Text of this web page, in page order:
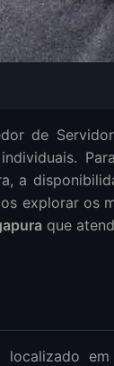
de
a
explorar os
que
em